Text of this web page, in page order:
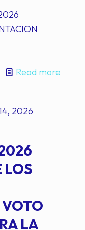
Read more
2026
LOS
LA